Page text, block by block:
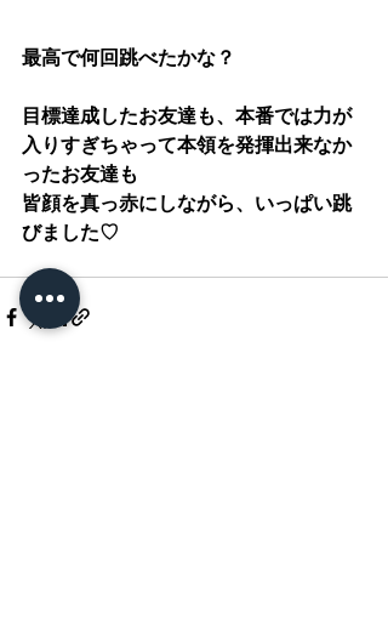
最高で何回跳べたかな？
目標達成したお友達も、本番では力が
入りすぎちゃって本領を発揮出来なか
ったお友達も
皆顔を真っ赤にしながら、いっぱい跳
びました♡